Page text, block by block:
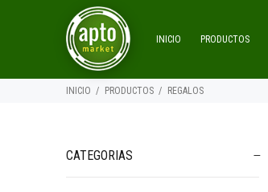
INICIO PRODUCTOS
INICIO PRODUCTOS REGALOS
CATEGORIAS